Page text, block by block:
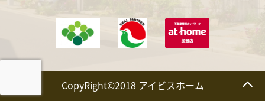
CopyRight©2018 アイビスホーム